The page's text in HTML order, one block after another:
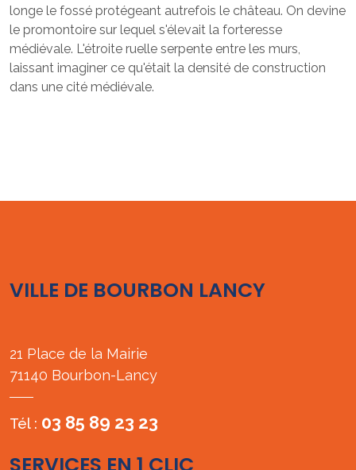
longe le fossé protégeant autrefois le château. On devine
le promontoire sur lequel s'élevait la forteresse
médiévale. L'étroite ruelle serpente entre les murs,
laissant imaginer ce qu'était la densité de construction
dans une cité médiévale.
VILLE DE BOURBON LANCY
21 Place de la Mairie
71140 Bourbon-Lancy
Tél : 03 85 89 23 23